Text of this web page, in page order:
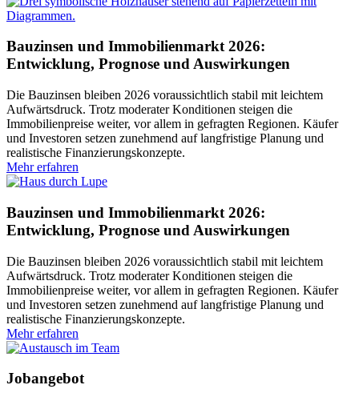
Bauzinsen und Immobilienmarkt 2026:
Entwicklung, Prognose und Auswirkungen
Die Bauzinsen bleiben 2026 voraussichtlich stabil mit leichtem
Aufwärtsdruck. Trotz moderater Konditionen steigen die
Immobilienpreise weiter, vor allem in gefragten Regionen. Käufer
und Investoren setzen zunehmend auf langfristige Planung und
realistische Finanzierungskonzepte.
Mehr erfahren
Bauzinsen und Immobilienmarkt 2026:
Entwicklung, Prognose und Auswirkungen
Die Bauzinsen bleiben 2026 voraussichtlich stabil mit leichtem
Aufwärtsdruck. Trotz moderater Konditionen steigen die
Immobilienpreise weiter, vor allem in gefragten Regionen. Käufer
und Investoren setzen zunehmend auf langfristige Planung und
realistische Finanzierungskonzepte.
Mehr erfahren
Jobangebot